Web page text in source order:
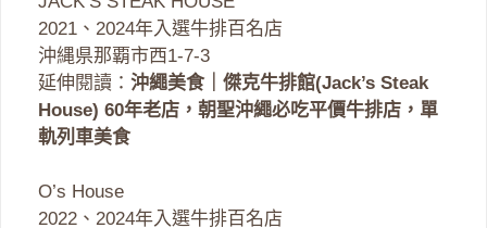
2021、2024年入選牛排百名店
沖縄県那覇市西1-7-3
延伸閱讀： 沖繩美食｜傑克牛排館(Jack’s Steak
House) 60年老店，朝聖沖繩必吃平價牛排店，單
軌列車美食
O’s House
2022、2024年入選牛排百名店